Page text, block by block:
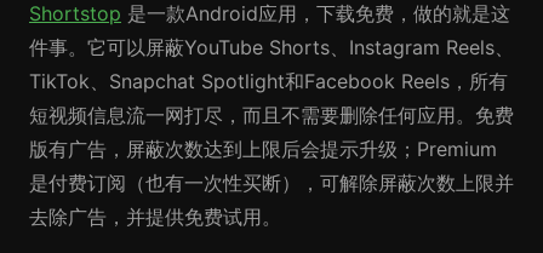
Shortstop 是一款Android应用，下载免费，做的就是这
件事。它可以屏蔽YouTube Shorts、Instagram Reels、
TikTok、Snapchat Spotlight和Facebook Reels，所有
短视频信息流一网打尽，而且不需要删除任何应用。免费
版有广告，屏蔽次数达到上限后会提示升级；Premium
是付费订阅（也有一次性买断），可解除屏蔽次数上限并
去除广告，并提供免费试用。